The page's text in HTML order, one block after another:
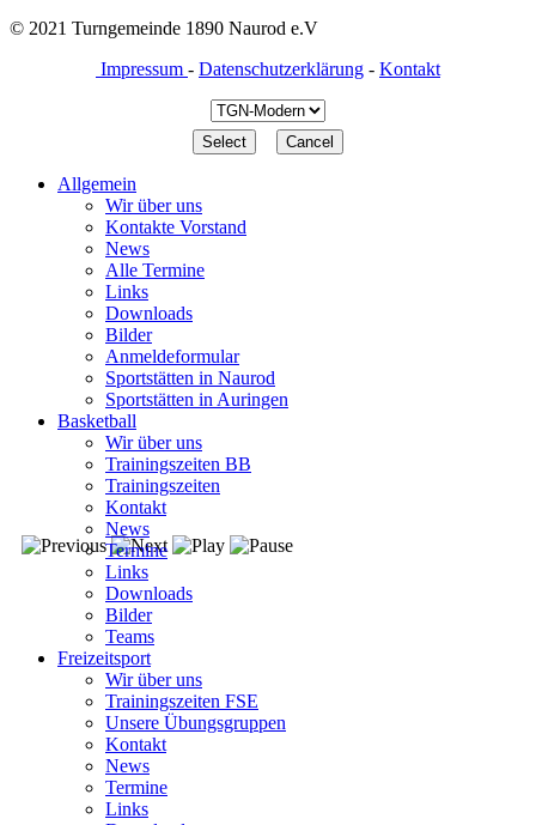
© 2021 Turngemeinde 1890 Naurod e.V
Impressum - Datenschutzerklärung - Kontakt
Allgemein
Wir über uns
Kontakte Vorstand
News
Alle Termine
Links
Downloads
Bilder
Anmeldeformular
Sportstätten in Naurod
Sportstätten in Auringen
Basketball
Wir über uns
Trainingszeiten BB
Trainingszeiten
Kontakt
News
Termine
Links
Downloads
Bilder
Teams
Freizeitsport
Wir über uns
Trainingszeiten FSE
Unsere Übungsgruppen
Kontakt
News
Termine
Links